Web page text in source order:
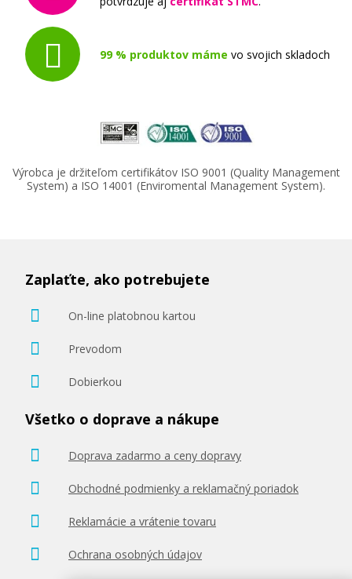
99 % produktov máme vo svojich skladoch
Výrobca je držiteľom certifikátov ISO 9001 (Quality Management
System) a ISO 14001 (Enviromental Management System).
Zaplaťte, ako potrebujete
On-line platobnou kartou
Prevodom
Dobierkou
Všetko o doprave a nákupe
Doprava zadarmo a ceny dopravy
Obchodné podmienky a reklamačný poriadok
Reklamácie a vrátenie tovaru
Ochrana osobných údajov